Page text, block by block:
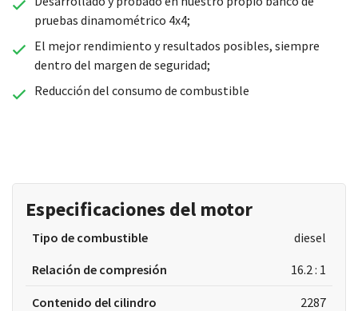
pruebas dinamométrico 4x4;
El mejor rendimiento y resultados posibles, siempre
dentro del margen de seguridad;
Reducción del consumo de combustible
Especificaciones del motor
Tipo de combustible
diesel
Relación de compresión
16.2 : 1
Contenido del cilindro
2287